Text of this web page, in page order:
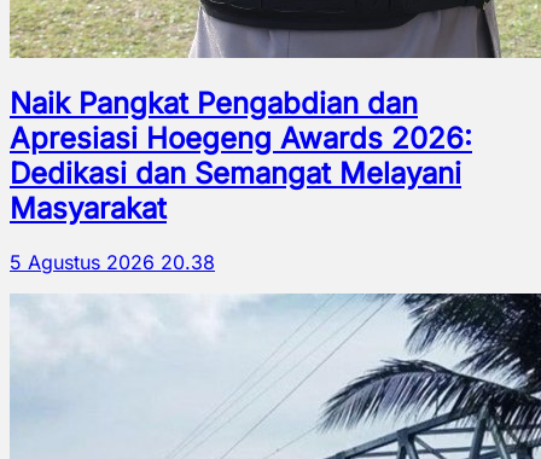
Naik Pangkat Pengabdian dan
Apresiasi Hoegeng Awards 2026:
Dedikasi dan Semangat Melayani
Masyarakat
5 Agustus 2026 20.38